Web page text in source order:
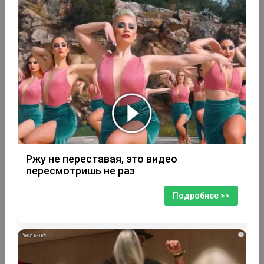
Ржу не переставая, это видео
пересмотришь не раз
Подробнее >>
i